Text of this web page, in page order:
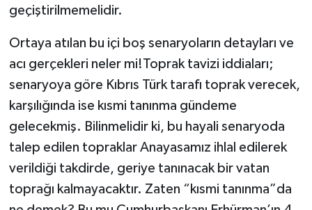
geçiştirilmemelidir.
Ortaya atılan bu içi boş senaryoların detayları ve
acı gerçekleri neler mi!Toprak tavizi iddiaları;
senaryoya göre Kıbrıs Türk tarafı toprak verecek,
karşılığında ise kısmi tanınma gündeme
gelecekmiş. Bilinmelidir ki, bu hayali senaryoda
talep edilen topraklar Anayasamız ihlal edilerek
verildiği takdirde, geriye tanınacak bir vatan
toprağı kalmayacaktır. Zaten “kısmi tanınma”da